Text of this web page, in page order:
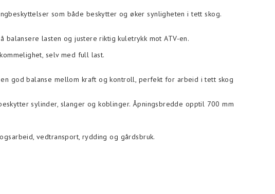
som både beskytter og øker synligheten i tett skog.
lasten og justere riktig kuletrykk mot ATV-en.
selv med full last.
god balanse mellom kraft og kontroll, perfekt for arbeid i tett skog
sylinder, slanger og koblinger. Åpningsbredde opptil 700 mm
vedtransport, rydding og gårdsbruk.